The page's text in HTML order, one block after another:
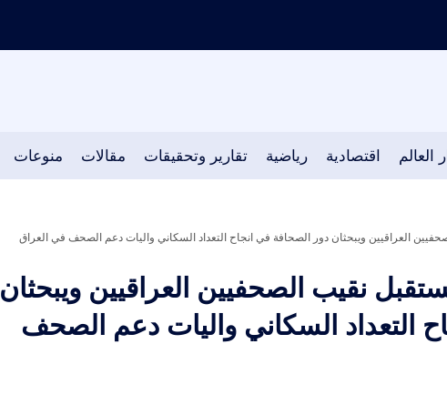
العالم اقتصادية رياضية تقارير وتحقيقات مقالات منوعات
العراقيين ويبحثان دور الصحافة في انجاح التعداد السكاني واليات دعم الصحف في العراق
نقيب الصحفيين العراقيين ويبحثان
التعداد السكاني واليات دعم الصحف